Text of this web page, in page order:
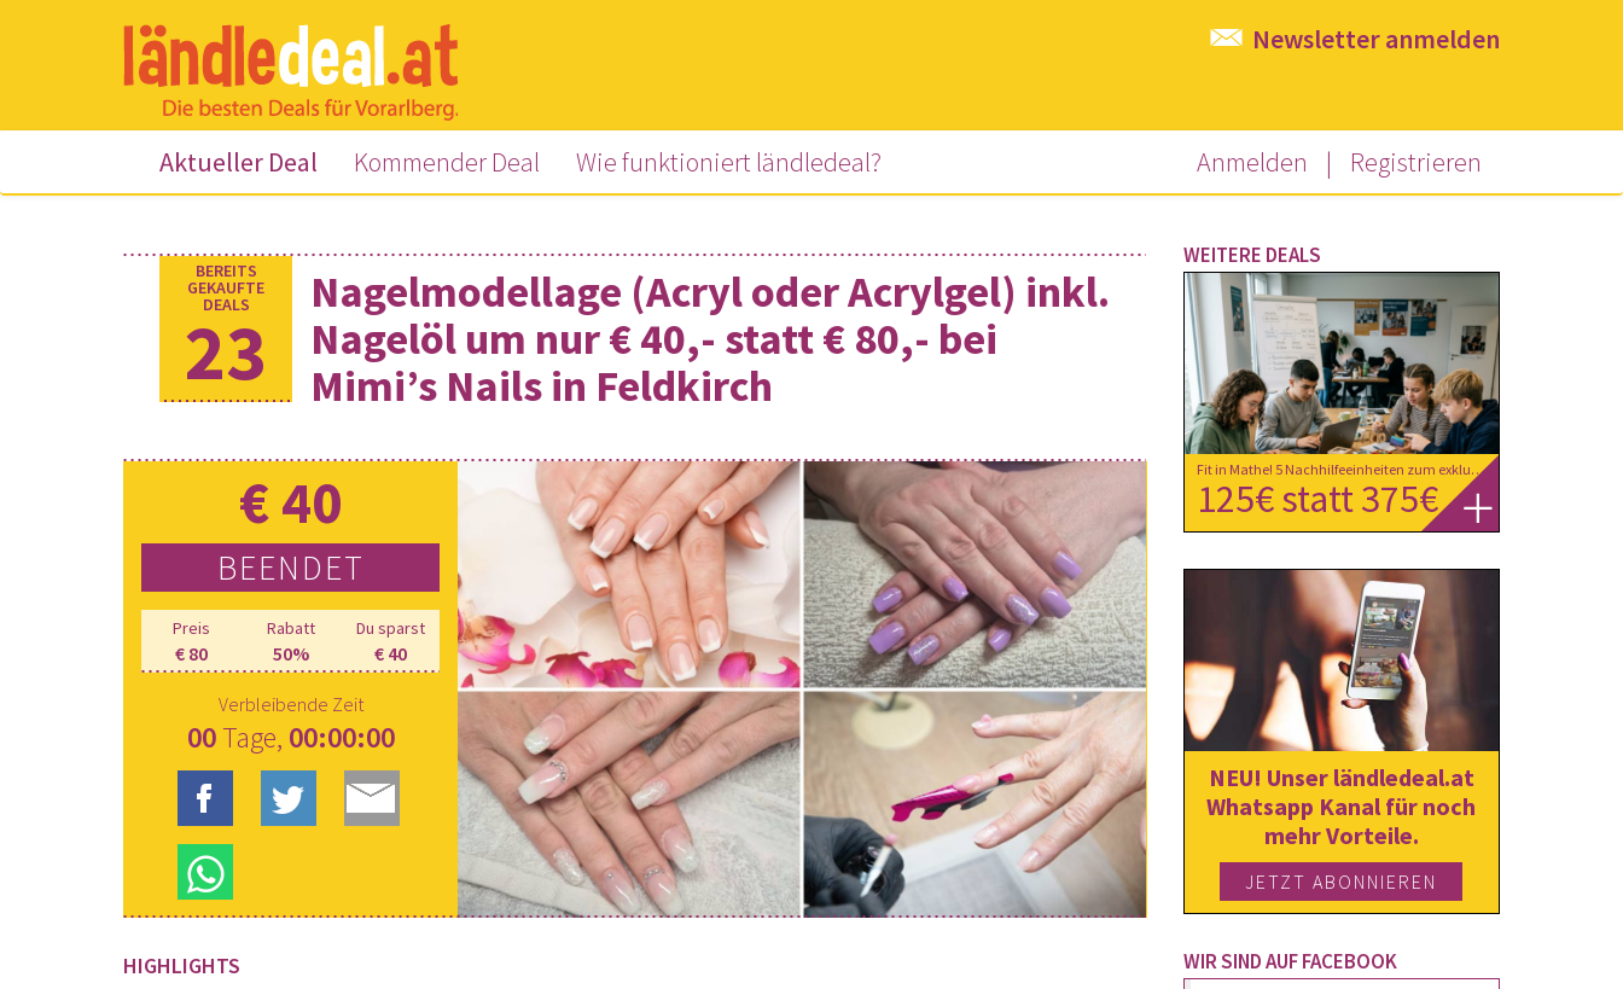
Newsletter anmelden
Aktueller Deal (current)
Kommender Deal (current)
Wie funktioniert ländledeal? Anmelden | Registrieren
BEREITS
GEKAUFTE
DEALS
23
Nagelmodellage (Acryl oder Acrylgel) inkl.
Nagelöl um nur € 40,- statt € 80,- bei
Mimi’s Nails in Feldkirch
€40
BEENDET
Preis
€ 80
Rabatt
50%
Du sparst
€ 40
Verbleibende Zeit
00Tage, 00:00:00
HIGHLIGHTS
WEITERE DEALS
Fit in Mathe! 5 Nachhilfeeinheiten zum exklusiven Ländledeal-Preis um nur € 125,- statt € 375,- bei extra-Klasse in Dornbirn
125€ statt 375€
NEU! Unser ländledeal.at
Whatsapp Kanal für noch
mehr Vorteile.
JETZT ABONNIEREN
WIR SIND AUF FACEBOOK